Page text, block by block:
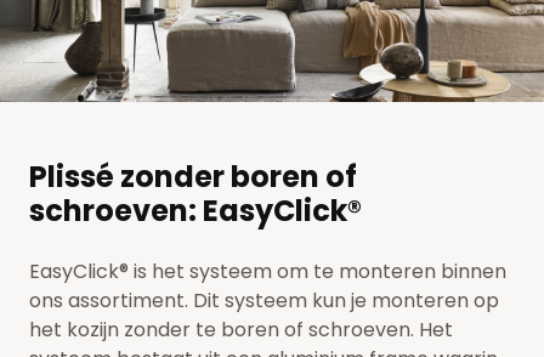
Plissé zonder boren of
schroeven: EasyClick®
EasyClick® is het systeem om te monteren binnen
ons assortiment. Dit systeem kun je monteren op
het kozijn zonder te boren of schroeven. Het